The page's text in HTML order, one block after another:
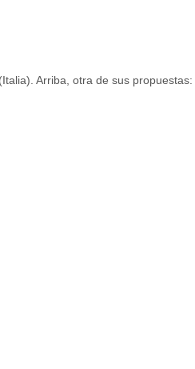
Arriba, otra de sus propuestas: